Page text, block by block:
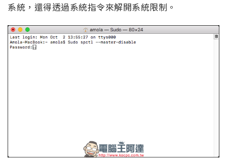
系統，還得透過系統指令來解開系統限制。